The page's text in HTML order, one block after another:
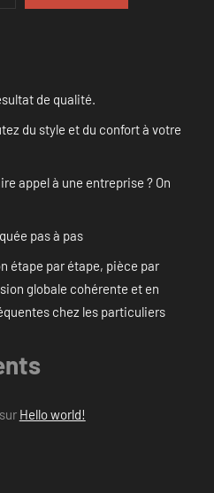
de qualité.
du style et du confort à votre
appel à une entreprise ? On
pas à pas
étape par étape, pièce par
globale cohérente et en
chez les particuliers
Hello world!